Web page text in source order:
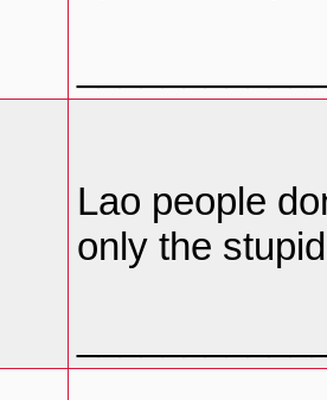
Lao people
only the